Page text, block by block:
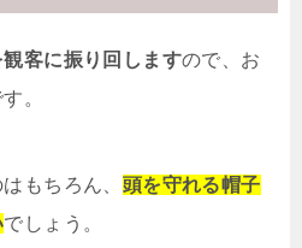
客に振り回しますので、お
。
もちろん、 頭を守れる帽子
でしょう。